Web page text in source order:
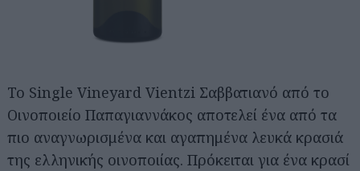
Το Single Vineyard Vientzi Σαββατιανό από το
Οινοποιείο Παπαγιαννάκος αποτελεί ένα από τα
πιο αναγνωρισμένα και αγαπημένα λευκά κρασιά
της ελληνικής οινοποιίας. Πρόκειται για ένα κρασί